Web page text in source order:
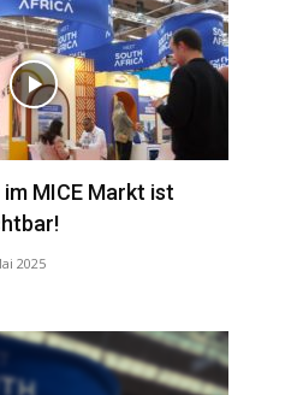
MICE Markt ist
2025